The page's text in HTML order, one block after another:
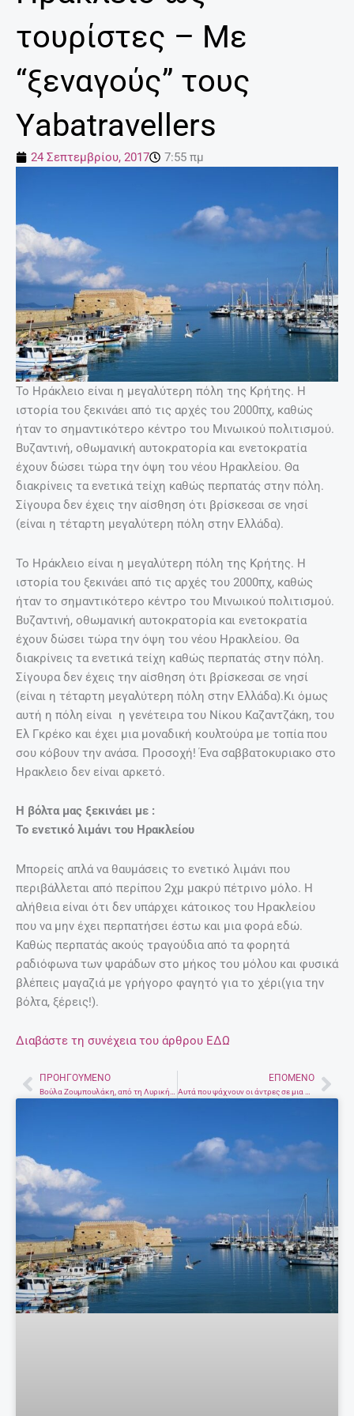
τουρίστες – Με
“ξεναγούς” τους
Υabatravellers
24 Σεπτεμβρίου, 2017 7:55 πμ
Το Ηράκλειο είναι η μεγαλύτερη πόλη της Κρήτης. Η
ιστορία του ξεκινάει από τις αρχές του 2000πχ, καθώς
ήταν το σημαντικότερο κέντρο του Μινωικού πολιτισμού.
Βυζαντινή, οθωμανική αυτοκρατορία και ενετοκρατία
έχουν δώσει τώρα την όψη του νέου Ηρακλείου. Θα
διακρίνεις τα ενετικά τείχη καθώς περπατάς στην πόλη.
Σίγουρα δεν έχεις την αίσθηση ότι βρίσκεσαι σε νησί
(είναι η τέταρτη μεγαλύτερη πόλη στην Ελλάδα).
Το Ηράκλειο είναι η μεγαλύτερη πόλη της Κρήτης. Η
ιστορία του ξεκινάει από τις αρχές του 2000πχ, καθώς
ήταν το σημαντικότερο κέντρο του Μινωικού πολιτισμού.
Βυζαντινή, οθωμανική αυτοκρατορία και ενετοκρατία
έχουν δώσει τώρα την όψη του νέου Ηρακλείου. Θα
διακρίνεις τα ενετικά τείχη καθώς περπατάς στην πόλη.
Σίγουρα δεν έχεις την αίσθηση ότι βρίσκεσαι σε νησί
(είναι η τέταρτη μεγαλύτερη πόλη στην Ελλάδα).Κι όμως
αυτή η πόλη είναι η γενέτειρα του Νίκου Καζαντζάκη, του
Ελ Γκρέκο και έχει μια μοναδική κουλτούρα με τοπία που
σου κόβουν την ανάσα. Προσοχή! Ένα σαββατοκυριακο στο
Ηρακλειο δεν είναι αρκετό.
Η βόλτα μας ξεκινάει με :
Το ενετικό λιμάνι του Ηρακλείου
Μπορείς απλά να θαυμάσεις το ενετικό λιμάνι που
περιβάλλεται από περίπου 2χμ μακρύ πέτρινο μόλο. Η
αλήθεια είναι ότι δεν υπάρχει κάτοικος του Ηρακλείου
που να μην έχει περπατήσει έστω και μια φορά εδώ.
Καθώς περπατάς ακούς τραγούδια από τα φορητά
ραδιόφωνα των ψαράδων στο μήκος του μόλου και φυσικά
βλέπεις μαγαζιά με γρήγορο φαγητό για το χέρι(για την
βόλτα, ξέρεις!).
Διαβάστε τη συνέχεια του άρθρου ΕΔΩ
Prev
ΠΡΟΗΓΟΎΜΕΝΟ ΕΠΌΜΕΝΟ